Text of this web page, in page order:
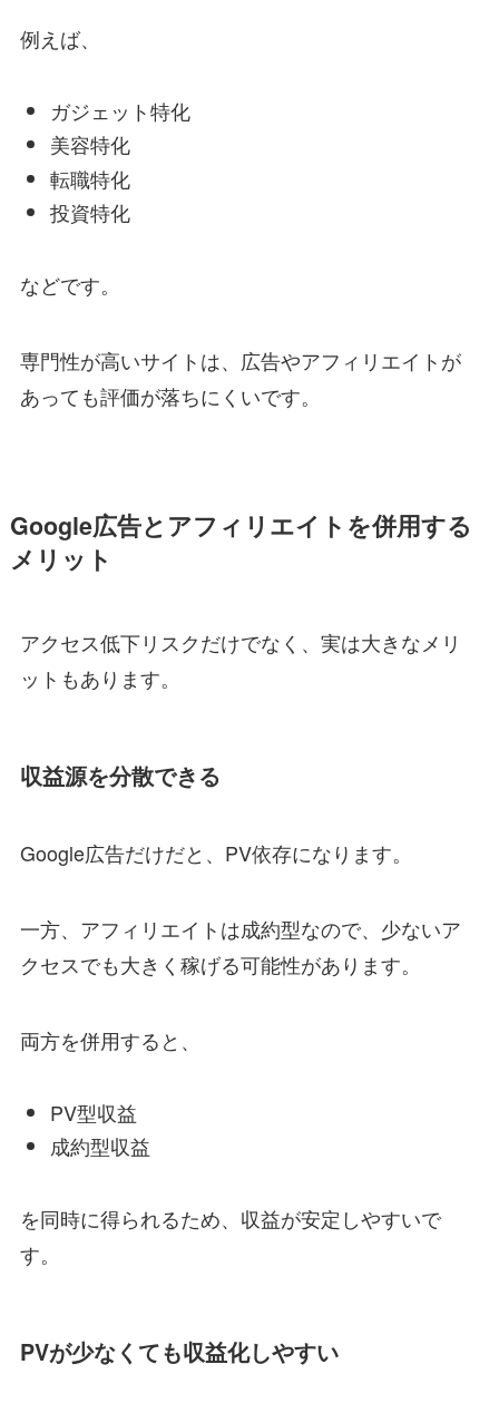
例えば、
ガジェット特化
美容特化
転職特化
投資特化
などです。
専門性が高いサイトは、広告やアフィリエイトが
あっても評価が落ちにくいです。
Google広告とアフィリエイトを併用する
メリット
アクセス低下リスクだけでなく、実は大きなメリ
ットもあります。
収益源を分散できる
Google広告だけだと、PV依存になります。
一方、アフィリエイトは成約型なので、少ないア
クセスでも大きく稼げる可能性があります。
両方を併用すると、
PV型収益
成約型収益
を同時に得られるため、収益が安定しやすいで
す。
PVが少なくても収益化しやすい